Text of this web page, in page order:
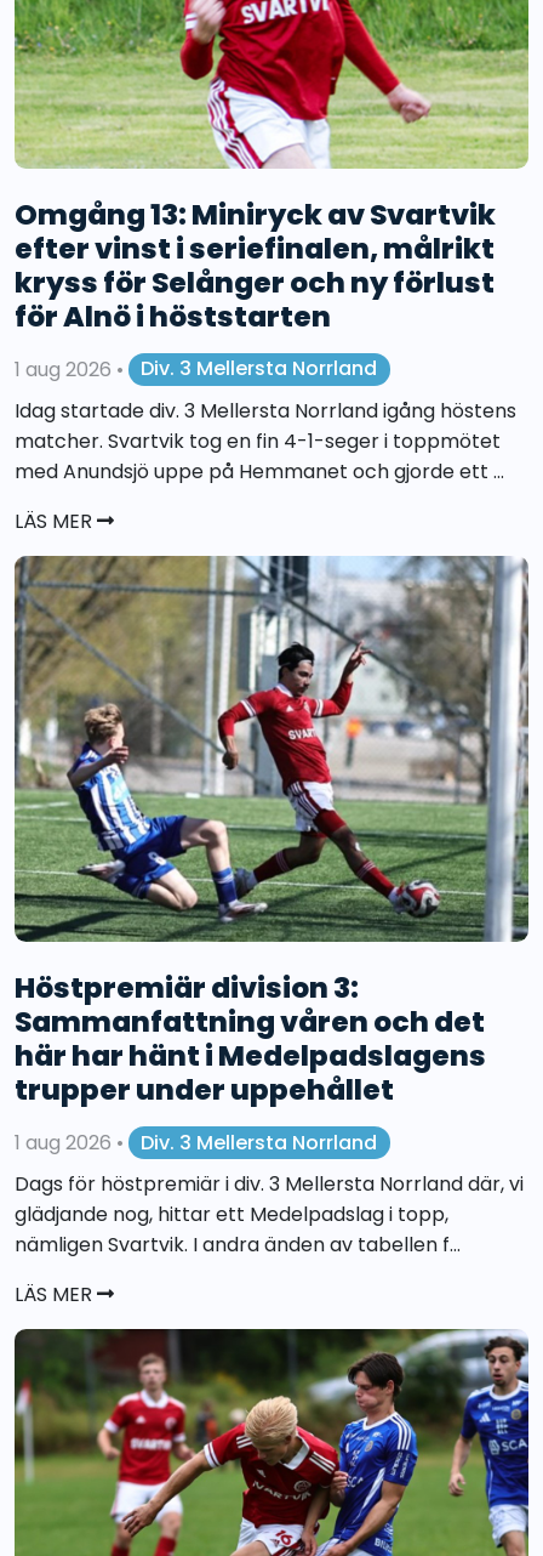
Omgång 13: Miniryck av Svartvik
efter vinst i seriefinalen, målrikt
kryss för Selånger och ny förlust
för Alnö i höststarten
1 aug 2026 •
Div. 3 Mellersta Norrland
Idag startade div. 3 Mellersta Norrland igång höstens
matcher. Svartvik tog en fin 4-1-seger i toppmötet
med Anundsjö uppe på Hemmanet och gjorde ett ...
LÄS MER
Höstpremiär division 3:
Sammanfattning våren och det
här har hänt i Medelpadslagens
trupper under uppehållet
1 aug 2026 •
Div. 3 Mellersta Norrland
Dags för höstpremiär i div. 3 Mellersta Norrland där, vi
glädjande nog, hittar ett Medelpadslag i topp,
nämligen Svartvik. I andra änden av tabellen f...
LÄS MER